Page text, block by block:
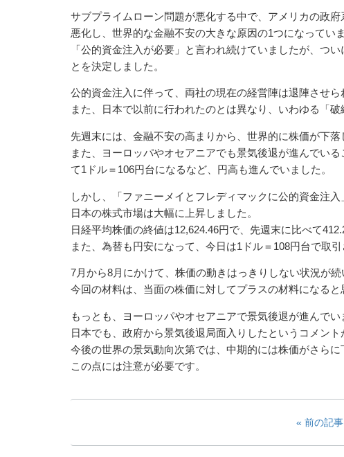
サブプライムローン問題が悪化する中で、アメリカの政
悪化し、世界的な金融不安の大きな原因の1つになっていま
「公的資金注入が必要」と言われ続けていましたが、つ
とを決定しました。
公的資金注入に伴って、両社の現在の経営陣は退陣させら
また、日本で以前に行われたのとは異なり、いわゆる「破
先週末には、金融不安の高まりから、世界的に株価が下落
また、ヨーロッパやオセアニアでも景気後退が進んでい
て1ドル＝106円台になるなど、円高も進んでいました。
しかし、「ファニーメイとフレディマックに公的資金注
日本の株式市場は大幅に上昇しました。
日経平均株価の終値は12,624.46円で、先週末に比べて
また、為替も円安になって、今日は1ドル＝108円台で取引
7月から8月にかけて、株価の動きはっきりしない状況が続
今回の材料は、当面の株価に対してプラスの材料になると
もっとも、ヨーロッパやオセアニアで景気後退が進んでい
日本でも、政府から景気後退局面入りしたというコメント
今後の世界の景気動向次第では、中期的には株価がさらに
この点には注意が必要です。
前の記事